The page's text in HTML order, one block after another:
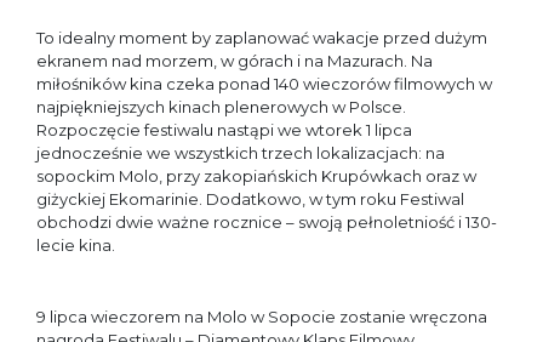
To idealny moment by zaplanować wakacje przed dużym
ekranem nad morzem, w górach i na Mazurach. Na
miłośników kina czeka ponad 140 wieczorów filmowych w
najpiękniejszych kinach plenerowych w Polsce.
Rozpoczęcie festiwalu nastąpi we wtorek 1 lipca
jednocześnie we wszystkich trzech lokalizacjach: na
sopockim Molo, przy zakopiańskich Krupówkach oraz w
giżyckiej Ekomarinie. Dodatkowo, w tym roku Festiwal
obchodzi dwie ważne rocznice – swoją pełnoletniość i 130-
lecie kina.
9 lipca wieczorem na Molo w Sopocie zostanie wręczona